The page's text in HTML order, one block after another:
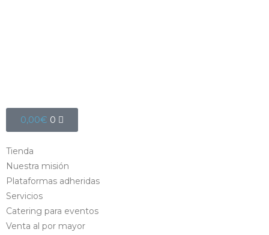
0,00€ 0
Tienda
Nuestra misión
Plataformas adheridas
Servicios
Catering para eventos
Venta al por mayor